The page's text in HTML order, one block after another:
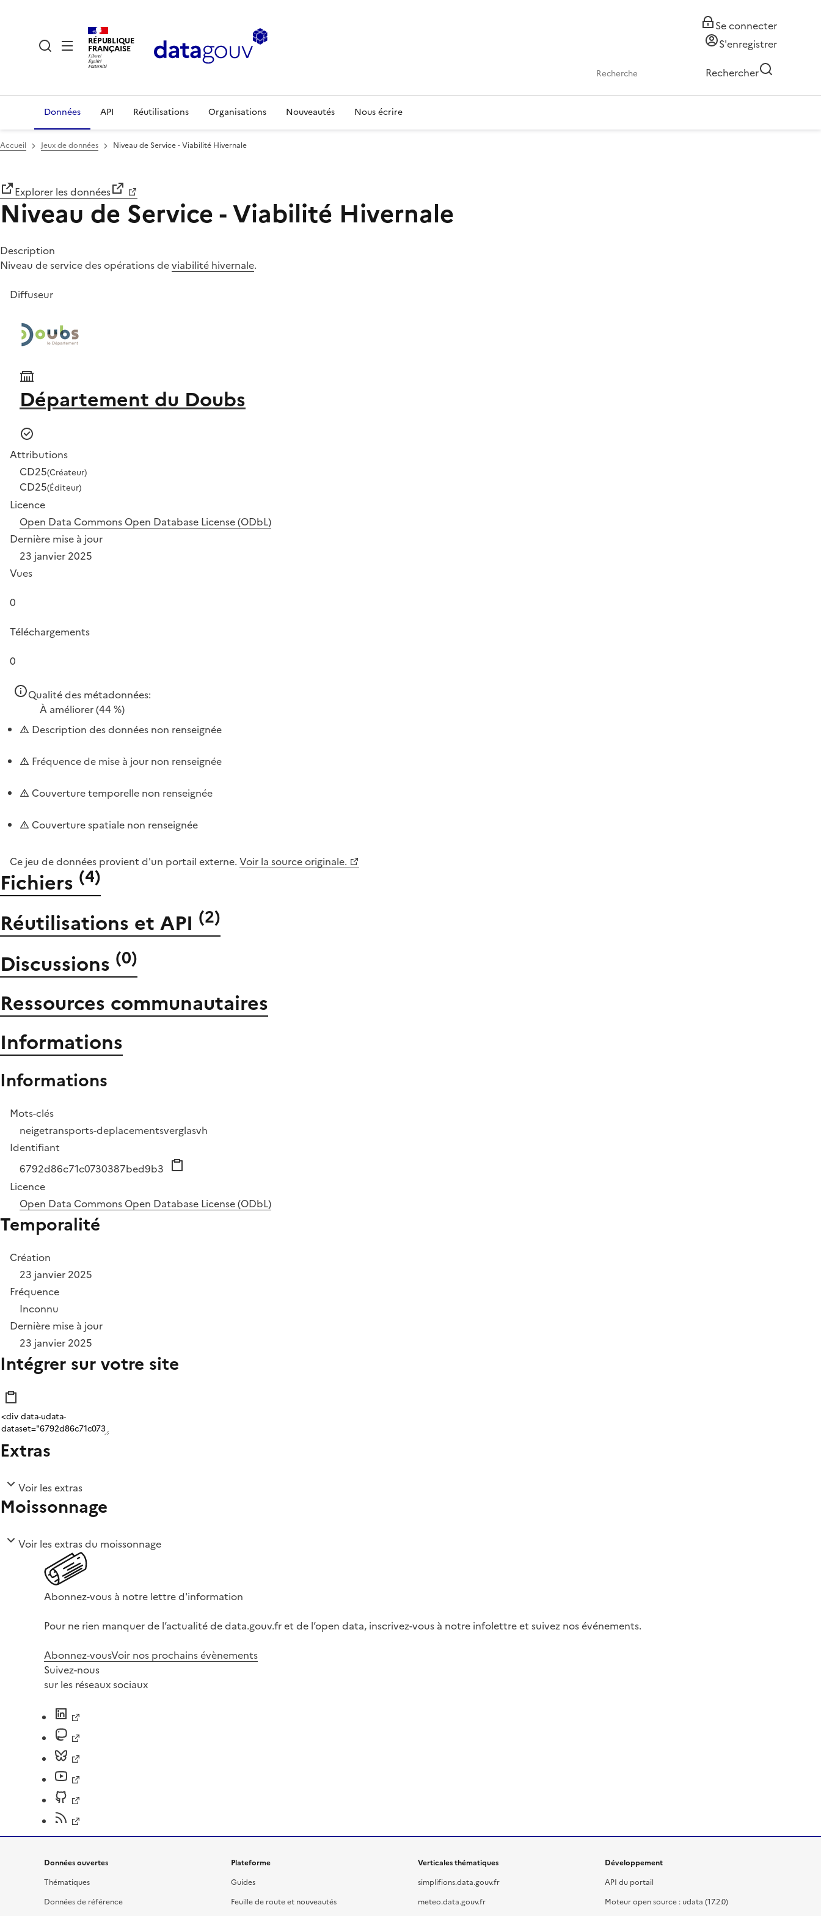
RÉPUBLIQUE
FRANÇAISE
Se connecter
S'enregistrer
Rechercher
Données API Réutilisations Organisations Nouveautés Nous écrire
Accueil Jeux de données Niveau de Service - Viabilité Hivernale
Explorer les données
Niveau de Service - Viabilité Hivernale
Description
Niveau de service des opérations deviabilité hivernale.
Diffuseur
Département du Doubs
Attributions
CD25(Créateur)
CD25(Éditeur)
Licence
Open Data Commons Open Database License (ODbL)
Dernière mise à jour
23 janvier 2025
Vues
0
Téléchargements
0
Qualité des métadonnées:
À améliorer(44 %)
Description des données non renseignée
Fréquence de mise à jour non renseignée
Couverture temporelle non renseignée
Couverture spatiale non renseignée
Ce jeu de données provient d'un portail externe. Voir la source originale.
Fichiers (4)
Réutilisations et API (2)
Discussions (0)
Ressources communautaires
Informations
Informations
Mots-clés
neigetransports-deplacementsverglasvh
Identifiant
6792d86c71c0730387bed9b3
Licence
Open Data Commons Open Database License (ODbL)
Temporalité
Création
23 janvier 2025
Fréquence
Inconnu
Dernière mise à jour
23 janvier 2025
Intégrer sur votre site
Extras
Voir les extras
Moissonnage
Voir les extras du moissonnage
Abonnez-vous à notre lettre d'information
Pour ne rien manquer de l’actualité de data.gouv.fr et de l’open data, inscrivez-vous à notre infolettre et suivez nos événements.
Abonnez-vousVoir nos prochains évènements
Suivez-nous
sur les réseaux sociaux
Données ouvertes
Thématiques
Données de référence
Plateforme
Guides
Feuille de route et nouveautés
Verticales thématiques
simplifions.data.gouv.fr
meteo.data.gouv.fr
Développement
API du portail
Moteur open source : udata (17.2.0)